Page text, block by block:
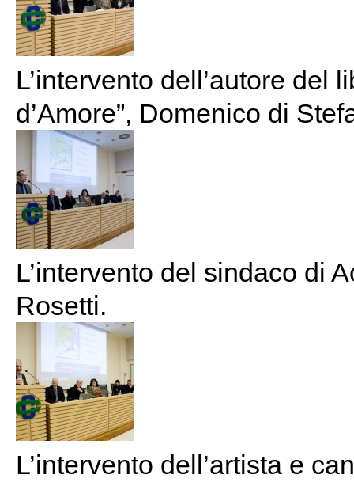
L’intervento dell’autore del
d’Amore”, Domenico di
L’intervento del sindaco di
Rosetti.
L’intervento dell’artista e